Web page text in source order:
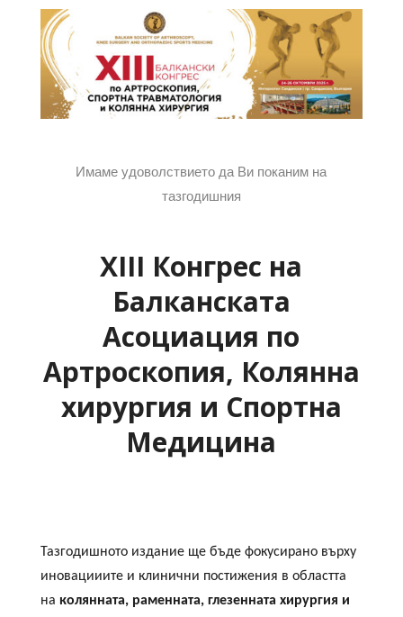
Имаме удоволствието да Ви поканим на
тазгодишния
XIII Конгрес на
Балканската
Асоциация по
Артроскопия, Колянна
хирургия и Спортна
Медицина
Тазгодишното издание ще бъде фокусирано върху
иновацииите и клинични постижения в областта
на колянната, раменната, глезенната хирургия и